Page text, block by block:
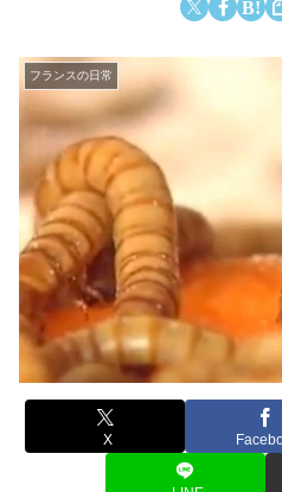
フランスの日常
X